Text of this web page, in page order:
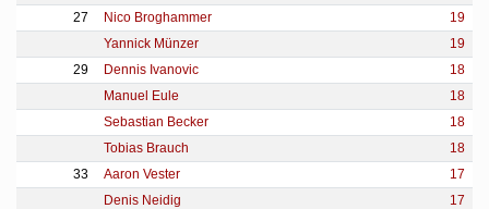
27
Nico Broghammer
19
Yannick Münzer
19
29
Dennis Ivanovic
18
Manuel Eule
18
Sebastian Becker
18
Tobias Brauch
18
33
Aaron Vester
17
Denis Neidig
17